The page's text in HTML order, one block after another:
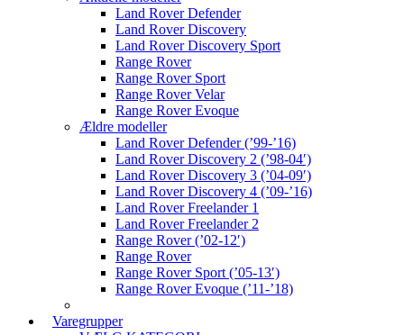
Land Rover Defender
Land Rover Discovery
Land Rover Discovery Sport
Range Rover
Range Rover Sport
Range Rover Velar
Range Rover Evoque
Ældre modeller
Land Rover Defender (’99-’16)
Land Rover Discovery 2 (’98-04′)
Land Rover Discovery 3 (’04-09′)
Land Rover Discovery 4 (’09-’16)
Land Rover Freelander 1
Land Rover Freelander 2
Range Rover (’02-12′)
Range Rover
Range Rover Sport (’05-13′)
Range Rover Evoque (’11-’18)
Varegrupper